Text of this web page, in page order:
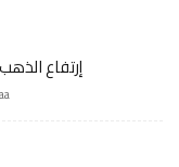
إرتفاع الذهب فى مصر